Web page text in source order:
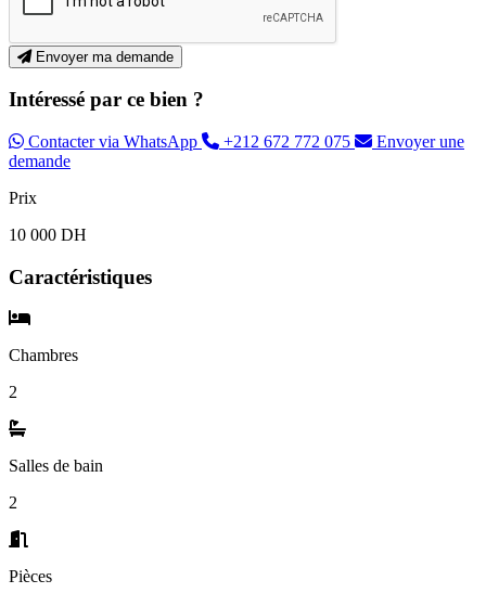
Envoyer ma demande
Intéressé par ce bien ?
Contacter via WhatsApp +212 672 772 075
Envoyer une
demande
Prix
10 000 DH
Caractéristiques
Chambres
2
Salles de bain
2
Pièces